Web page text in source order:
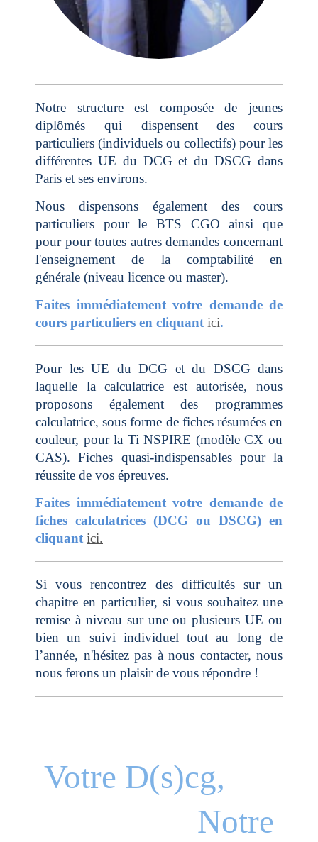
Notre structure est composée de jeunes
diplômés qui dispensent des cours
particuliers (individuels ou collectifs) pour les
différentes UE du DCG et du DSCG dans
Paris et ses environs.
Nous dispensons également des cours
particuliers pour le BTS CGO ainsi que
pour pour toutes autres demandes concernant
l'enseignement de la comptabilité en
générale (niveau licence ou master).
Faites immédiatement votre demande de
cours particuliers en cliquant ici.
Pour les UE du DCG et du DSCG dans
laquelle la calculatrice est autorisée, nous
proposons également des programmes
calculatrice, sous forme de fiches résumées en
couleur, pour la Ti NSPIRE (modèle CX ou
CAS). Fiches quasi-indispensables pour la
réussite de vos épreuves.
Faites immédiatement votre demande de
fiches calculatrices (DCG ou DSCG) en
cliquant ici.
Si vous rencontrez des difficultés sur un
chapitre en particulier, si vous souhaitez une
remise à niveau sur une ou plusieurs UE ou
bien un suivi individuel tout au long de
l’année, n'hésitez pas à nous contacter, nous
nous ferons un plaisir de vous répondre !
Votre D(s)cg,
Notre